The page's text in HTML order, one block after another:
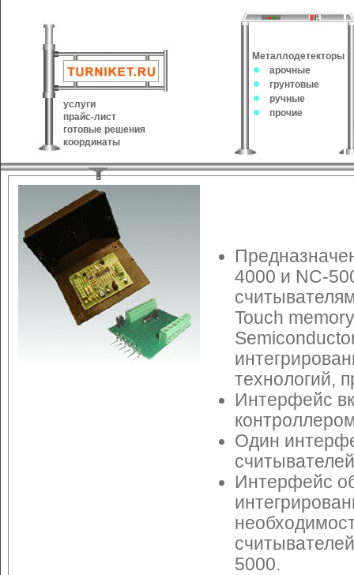
услуги
прайс-лист
готовые решения
координаты
Металлодетекторы
арочные
грунтовые
ручные
прочие
4000 и NC-
Touch
технологий,
Интерфейс
Один
Интерфейс
5000.